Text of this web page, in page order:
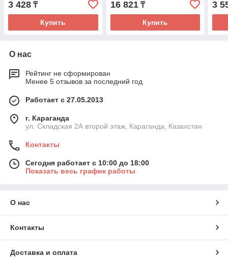
3 428 ₸
Купить
Denzel
16 821₸
Купить
3
О нас
Рейтинг не сформирован
Менее 5 отзывов за последний год
Работает с 27.05.2013
г. Караганда
ул. Складская 2А второй этаж, Караганда, Казахстан
Контакты
Сегодня работает с 10:00 до 18:00
Показать весь график работы
О нас
Контакты
Доставка и оплата